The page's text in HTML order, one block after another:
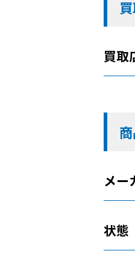
買取
メー
状態